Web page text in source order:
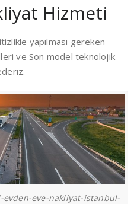
Hizmeti
yapılması gereken
ve Son model teknolojik
eve-nakliyat-istanbul-